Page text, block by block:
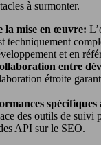
à surmonter.
la mise en œuvre:
techniquement
et en
entre
étroite
des outils de suivi
API sur le SEO.